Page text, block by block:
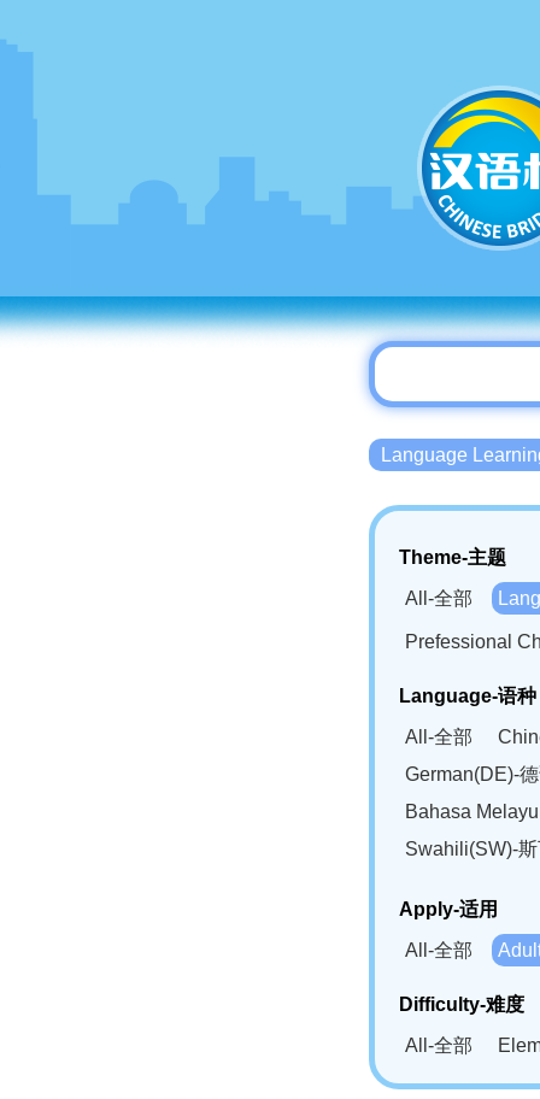
Language
Theme-主题
All-全部
Prefessional
Language-语种
All-全部
German(DE)-
Bahasa
Swahili(SW)-
Apply-适用
All-全部
Difficulty-难度
All-全部